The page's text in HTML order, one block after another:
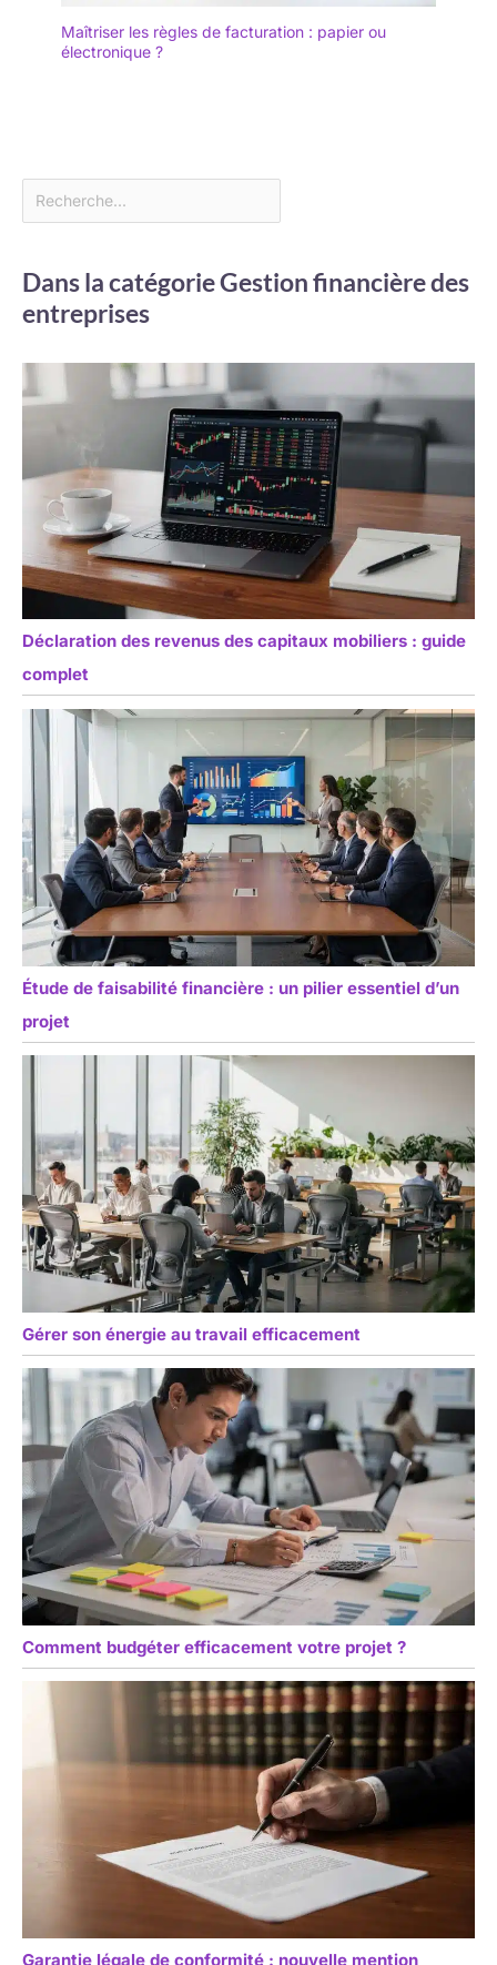
Maîtriser les règles de facturation : papier ou
électronique ?
Dans la catégorie Gestion financière des
entreprises
Déclaration des revenus des capitaux mobiliers : guide
complet
Étude de faisabilité financière : un pilier essentiel d’un
projet
Gérer son énergie au travail efficacement
Comment budgéter efficacement votre projet ?
Garantie légale de conformité : nouvelle mention